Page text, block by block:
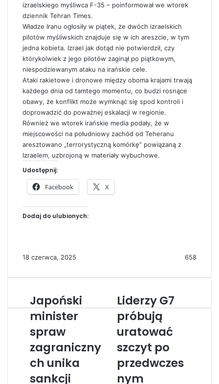
izraelskiego myśliwca F-35 – poinformował we wtorek
dziennik Tehran Times.
Władze Iranu ogłosiły w piątek, że dwóch izraelskich
pilotów myśliwskich znajduje się w ich areszcie, w tym
jedna kobieta. Izrael jak dotąd nie potwierdził, czy
którykolwiek z jego pilotów zaginął po piątkowym,
niespodziewanym ataku na irańskie cele.
Ataki rakietowe i dronowe między oboma krajami trwają
każdego dnia od tamtego momentu, co budzi rosnące
obawy, że konflikt może wymknąć się spod kontroli i
doprowadzić do poważnej eskalacji w regionie.
Również we wtorek irańskie media podały, że w
miejscowości na południowy zachód od Teheranu
aresztowano „terrorystyczną komórkę” powiązaną z
Izraelem, uzbrojoną w materiały wybuchowe.
Udostępnij:
Facebook X
Dodaj do ulubionych:
18 czerwca, 2025 658
a
p
o
ń
s
k
m
Japoński
minister
spraw
zagraniczny
ch unika
sankcji
L
i
d
e
r
z
y
G
7
Liderzy G7
próbują
uratować
szczyt po
przedwczes
nym